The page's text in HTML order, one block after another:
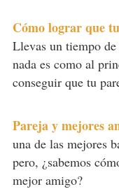
Cómo lograr que
Llevas un tiempo
nada es como al
conseguir que tu
Pareja y mejores
una de las mejores
pero, ¿sabemos
mejor amigo?